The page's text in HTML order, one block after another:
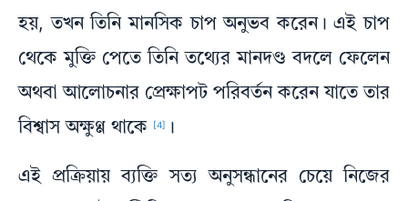
হয়, তখন তিনি মানসিক চাপ অনুভব করেন। এই চাপ
থেকে মুক্তি পেতে তিনি তথ্যের মানদণ্ড বদলে ফেলেন
অথবা আলোচনার প্রেক্ষাপট পরিবর্তন করেন যাতে তার
বিশ্বাস অক্ষুণ্ণ থাকে
[4] ।
এই প্রক্রিয়ায় ব্যক্তি সত্য অনুসন্ধানের চেয়ে নিজের